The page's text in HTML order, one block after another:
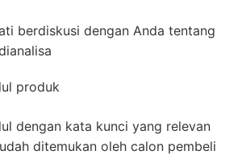
berdiskusi dengan Anda tentang
produk
dengan kata kunci yang relevan
ditemukan oleh calon pembeli